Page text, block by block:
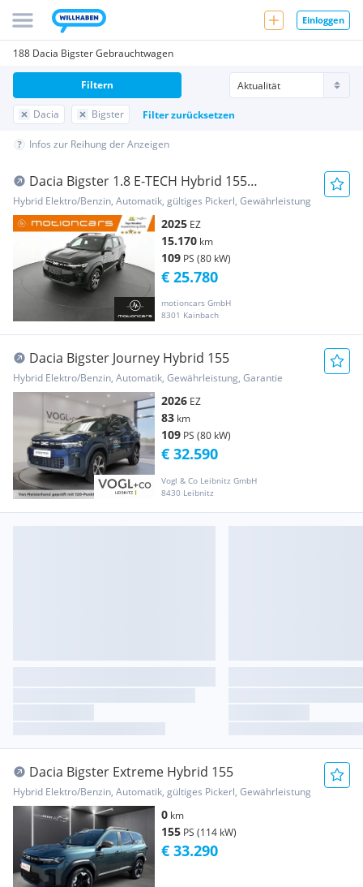
Einloggen
188 Dacia Bigster Gebrauchtwagen
Dacia Bigster Filter zurücksetzen
Filtern
Infos zur Reihung der Anzeigen
Dacia Bigster 1.8 E-TECH Hybrid 155
Expression
Hybrid Elektro/Benzin, Automatik, gültiges Pickerl, Gewährleistung
2025 EZ
15.170 km
109 PS (80 kW)
motioncars GmbH
8301 Kainbach
€ 25.780
Dacia Bigster Journey Hybrid 155
Hybrid Elektro/Benzin, Automatik, Gewährleistung, Garantie
2026 EZ
83 km
109 PS (80 kW)
Vogl & Co Leibnitz GmbH
8430 Leibnitz
€ 32.590
Dacia Bigster Extreme Hybrid 155
Hybrid Elektro/Benzin, Automatik, gültiges Pickerl, Gewährleistung
0 km
155 PS (114 kW)
€ 33.290